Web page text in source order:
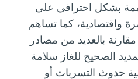
بشكل احترافي على
واقتصادية، كما تساهم
بالعديد من مصادر
الصحيح للغاز سلامة
حدوث التسربات أو